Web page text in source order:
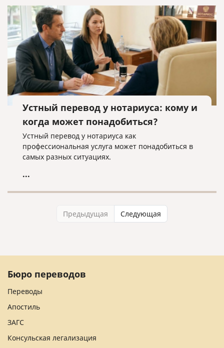
Устный перевод у нотариуса: кому и
когда может понадобиться?
Устный перевод у нотариуса как
профессиональная услуга может понадобиться в
самых разных ситуациях.
...
Предыдущая Следующая
Бюро переводов
Переводы
Апостиль
ЗАГС
Консульская легализация